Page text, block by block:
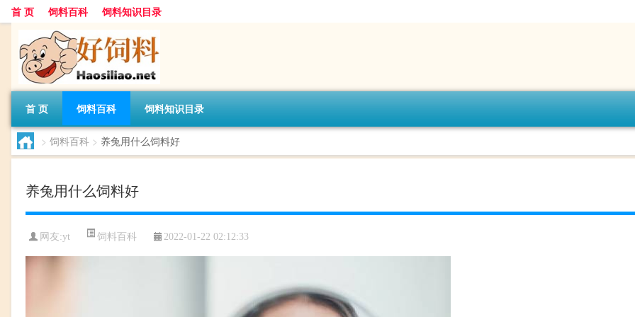
首 页 饲料百科 饲料知识目录
首 页 饲料百科 饲料知识目录
> 饲料百科 > 养兔用什么饲料好
养兔用什么饲料好
网友:yt 饲料百科 2022-01-22 02:12:33